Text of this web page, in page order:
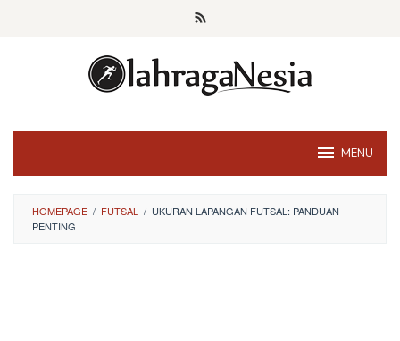
MENU
HOMEPAGE / FUTSAL / UKURAN LAPANGAN FUTSAL: PANDUAN
PENTING